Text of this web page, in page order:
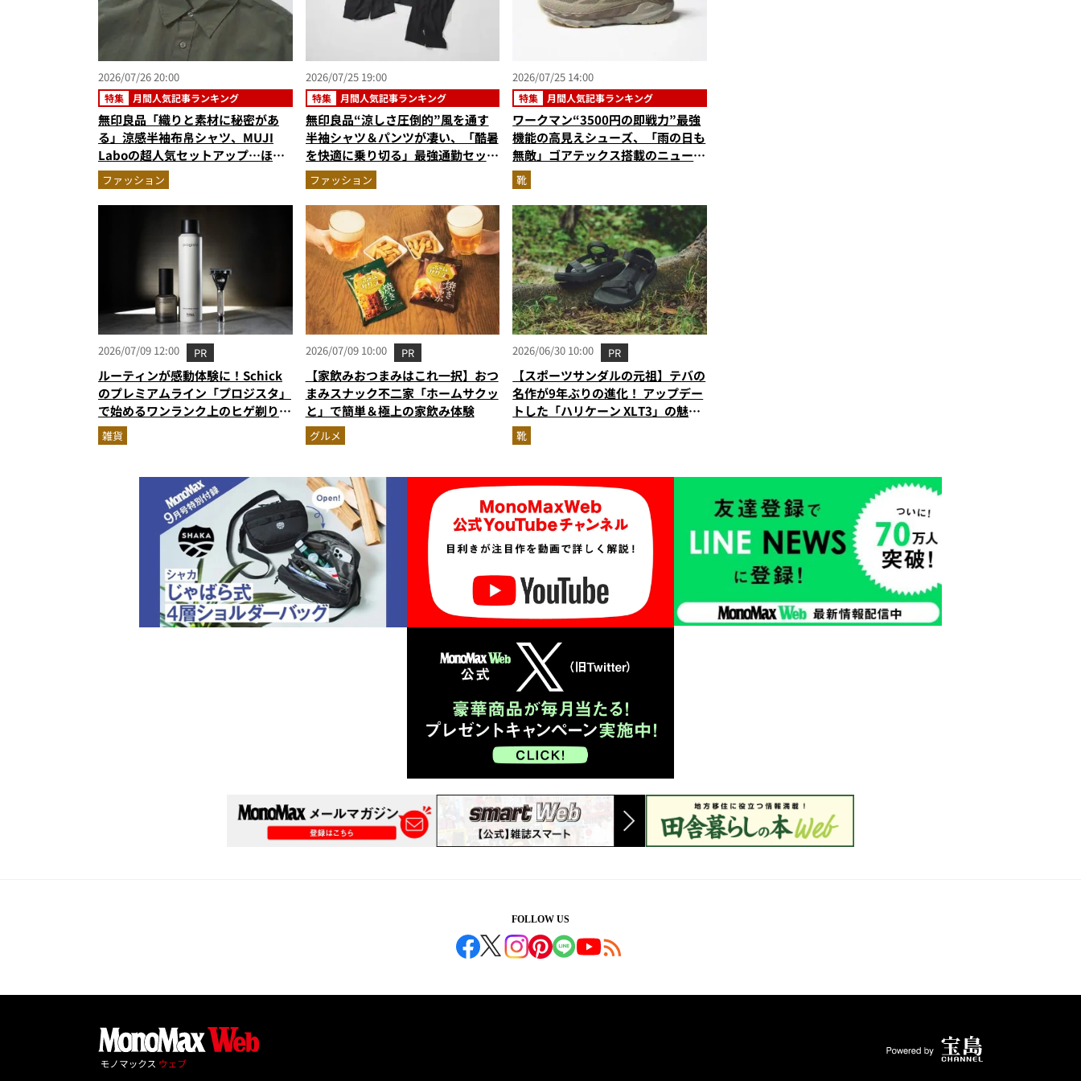
2026/07/26 20:00
特集 月間人気記事ランキング
無印良品「織りと素材に秘密があ
る」涼感半袖布帛シャツ、MUJI
Laboの超人気セットアップ…ほか
【夏シャツ・トップスの人気記事ラ
ンキングベスト3】（2026年6月
版）
ファッション
2026/07/25 19:00
特集 月間人気記事ランキング
無印良品“涼しさ圧倒的”風を通す
半袖シャツ＆パンツが凄い、「酷暑
を快適に乗り切る」最強通勤セット
アップ…ほか【涼感ウェアの人気記
事ランキングベスト3】（2026年6
月版）
ファッション
2026/07/25 14:00
特集 月間人気記事ランキング
ワークマン“3500円の即戦力”最強
機能の高見えシューズ、「雨の日も
無敵」ゴアテックス搭載のニューバ
ランス…ほか【防水スニーカーの人
気記事ランキングベスト3】（2026
年6月版）
靴
2026/07/09 12:00 PR
ルーティンが感動体験に！Schick
のプレミアムライン「プロジスタ」
で始めるワンランク上のヒゲ剃り習
慣
雑貨
2026/07/09 10:00 PR
【家飲みおつまみはこれ一択】おつ
まみスナック不二家「ホームサクッ
と」で簡単＆極上の家飲み体験
グルメ
2026/06/30 10:00 PR
【スポーツサンダルの元祖】テバの
名作が9年ぶりの進化！ アップデー
トした「ハリケーン XLT3」の魅力
を識者があらゆる角度から徹底解
説！
靴
FOLLOW US